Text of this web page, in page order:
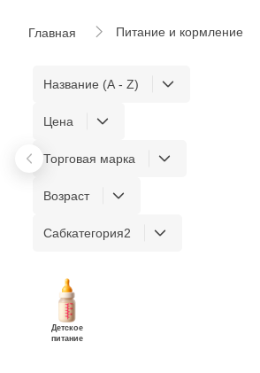
Главная Питание и кормление
Название (A - Z)
Цена
Торговая марка
Возраст
Сабкатегория2
Детское
питание